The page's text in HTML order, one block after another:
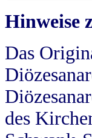
Hinweise
Das
des